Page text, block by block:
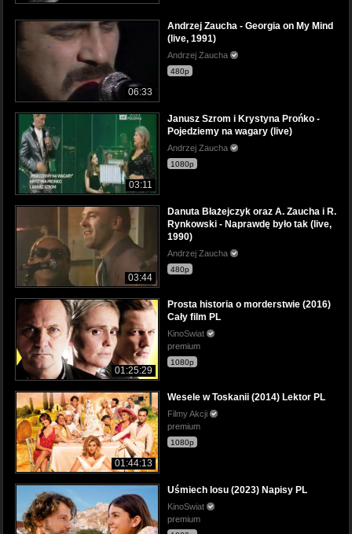
06:33
Andrzej Zaucha - Georgia on My Mind
(live, 1991)
Andrzej Zaucha
480p
03:11
Janusz Szrom i Krystyna Prońko -
Pojedziemy na wagary (live)
Andrzej Zaucha
1080p
03:44
Danuta Błażejczyk oraz A. Zaucha i R.
Rynkowski - Naprawdę było tak (live,
1990)
Andrzej Zaucha
480p
01:25:29
Prosta historia o morderstwie (2016)
Cały film PL
KinoSwiat
premium
1080p
01:44:13
Wesele w Toskanii (2014) Lektor PL
Filmy Akcji
premium
1080p
Uśmiech losu (2023) Napisy PL
KinoSwiat
premium